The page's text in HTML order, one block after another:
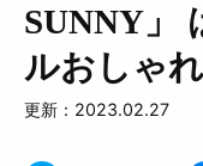
SUNNY」
ルおしゃ
更新：2023.02.27